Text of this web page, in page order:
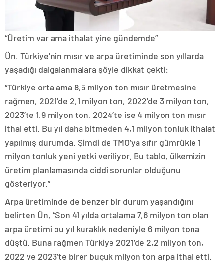
“Üretim var ama ithalat yine gündemde”
Ün, Türkiye’nin mısır ve arpa üretiminde son yıllarda
yaşadığı dalgalanmalara şöyle dikkat çekti:
“Türkiye ortalama 8,5 milyon ton mısır üretmesine
rağmen, 2021’de 2,1 milyon ton, 2022’de 3 milyon ton,
2023’te 1,9 milyon ton, 2024’te ise 4 milyon ton mısır
ithal etti. Bu yıl daha bitmeden 4,1 milyon tonluk ithalat
yapılmış durumda. Şimdi de TMO’ya sıfır gümrükle 1
milyon tonluk yeni yetki veriliyor. Bu tablo, ülkemizin
üretim planlamasında ciddi sorunlar olduğunu
gösteriyor.”
Arpa üretiminde de benzer bir durum yaşandığını
belirten Ün, “Son 41 yılda ortalama 7,6 milyon ton olan
arpa üretimi bu yıl kuraklık nedeniyle 6 milyon tona
düştü. Buna rağmen Türkiye 2021’de 2,2 milyon ton,
2022 ve 2023’te birer buçuk milyon ton arpa ithal etti.